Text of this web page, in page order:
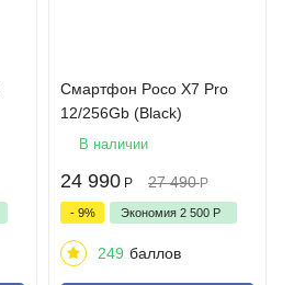
Смартфон Poco X7 Pro
12/256Gb (Black)
В наличии
24 990 Р 27 490 Р
- 9% Экономия 2 500 Р
249 баллов